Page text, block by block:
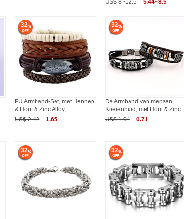
US$ 8~12.5
5.44~8.5
32
PU Armband-Set, met Hennep
& Hout & Zinc Alloy,
US$ 2.42
1.65
32
De Armband van mensen,
Koeienhuid, met Hout & Zinc
US$ 1.04
0.71
32 32